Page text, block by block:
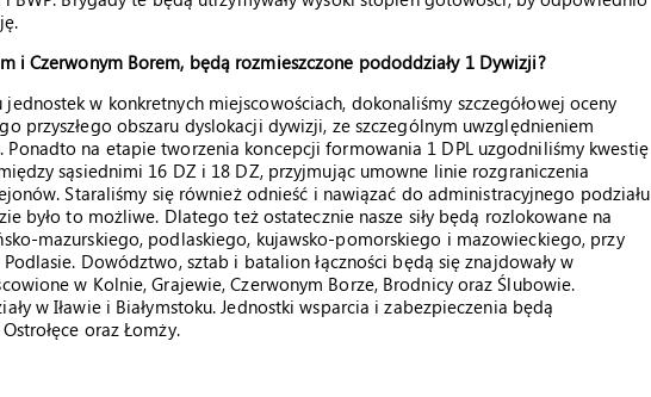
i Czerwonym Borem, będą rozmieszczone pododdziały 1 Dywizji?
w konkretnych miejscowościach, dokonaliśmy szczegółowej oceny
przyszłego obszaru dyslokacji dywizji, ze szczególnym uwzględnieniem
Ponadto na etapie tworzenia koncepcji formowania 1 DPL uzgodniliśmy kwestię
sąsiednimi 16 DZ i 18 DZ, przyjmując umowne linie rozgraniczenia
Staraliśmy się również odnieść i nawiązać do administracyjnego podziału
było to możliwe. Dlatego też ostatecznie nasze siły będą rozlokowane na
mazurskiego, podlaskiego, kujawsko-pomorskiego i mazowieckiego, przy
Dowództwo, sztab i batalion łączności będą się znajdowały w
w Kolnie, Grajewie, Czerwonym Borze, Brodnicy oraz Ślubowie.
w Iławie i Białymstoku. Jednostki wsparcia i zabezpieczenia będą
oraz Łomży.